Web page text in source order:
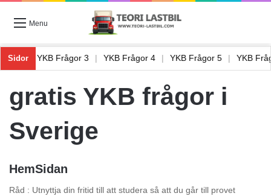
Menu
Sidor
2 YKB Frågor 3 YKB Frågor 4 YKB Frågor 5 YKB
gratis YKB frågor i
Sverige
HemSidan
Råd : Utnyttja din fritid till att studera så att du går till provet